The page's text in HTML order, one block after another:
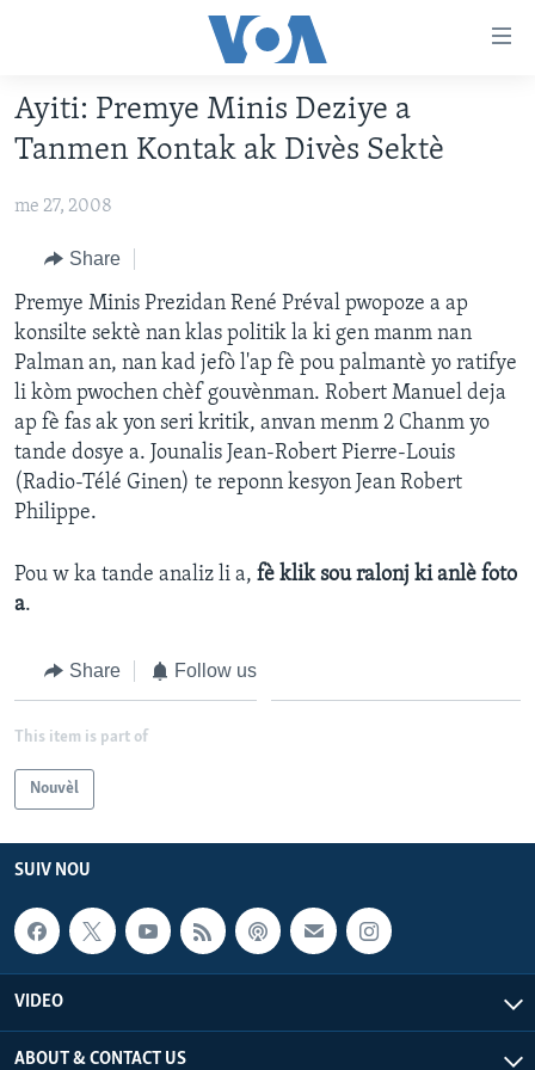
Skip
to
main
Skip
Navigation
Skip
to
Search
AYITI
AMERIK LATIN
ENTÈNASYONAL
VIDEO
FLASHPOINT IKRÈN
Learning English
SUIV NOU
Languages
Ayiti: Premye Minis Deziye a
Tanmen Kontak ak Divès Sektè
me 27, 2008
Share
Premye Minis Prezidan René Préval pwopoze a ap
konsilte sektè nan klas politik la ki gen manm nan
Palman an, nan kad jefò l'ap fè pou palmantè yo ratifye
li kòm pwochen chèf gouvènman. Robert Manuel deja
ap fè fas ak yon seri kritik, anvan menm 2 Chanm yo
tande dosye a. Jounalis Jean-Robert Pierre-Louis
(Radio-Télé Ginen) te reponn kesyon Jean Robert
Philippe.
Pou w ka tande analiz li a, fè klik sou ralonj ki anlè foto
a.
Share Follow us
This item is part of
Nouvèl
SUIV NOU
VIDEO
ABOUT & CONTACT US